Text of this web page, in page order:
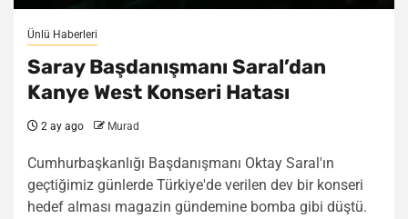
Ünlü Haberleri
Saray Başdanışmanı Saral’dan
Kanye West Konseri Hatası
2 ay ago Murad
Cumhurbaşkanlığı Başdanışmanı Oktay Saral'ın
geçtiğimiz günlerde Türkiye'de verilen dev bir konseri
hedef alması magazin gündemine bomba gibi düştü.